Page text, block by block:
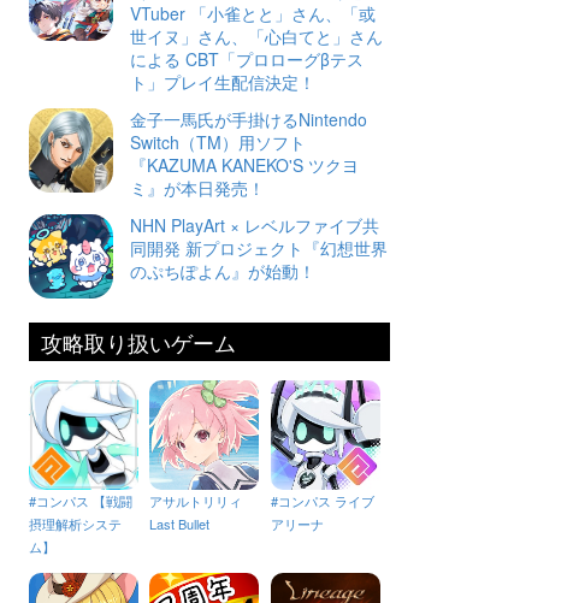
VTuber 「小雀とと」さん、「或
世イヌ」さん、「心白てと」さん
による CBT「プロローグβテス
ト」プレイ生配信決定！
金子一馬氏が手掛けるNintendo
Switch（TM）用ソフト
『KAZUMA KANEKO'S ツクヨ
ミ』が本日発売！
NHN PlayArt × レベルファイブ共
同開発 新プロジェクト『幻想世界
のぷちぽよん』が始動！
攻略取り扱いゲーム
#コンパス 【戦闘
摂理解析システ
ム】
アサルトリリィ
Last Bullet
#コンパス ライブ
アリーナ